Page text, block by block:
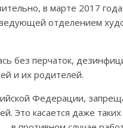
в марте 2017
отделением
без перчаток,
и их родителей.
Федерации,
Это касается даже